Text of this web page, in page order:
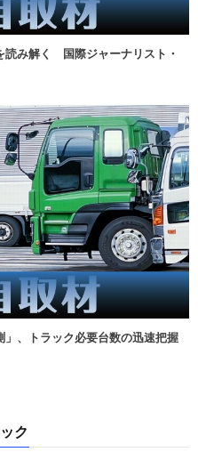
読み解く 国際ジャーナリスト・
」、トラック必要台数の迅速把握
ク